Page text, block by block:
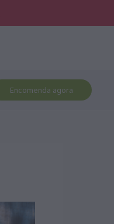
Encomenda agora